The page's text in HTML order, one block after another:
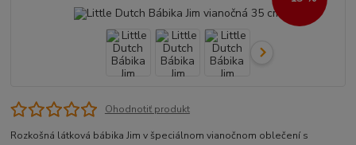
Ohodnotiť produkt
Rozkošná látková bábika Jim v špeciálnom vianočnom oblečení s